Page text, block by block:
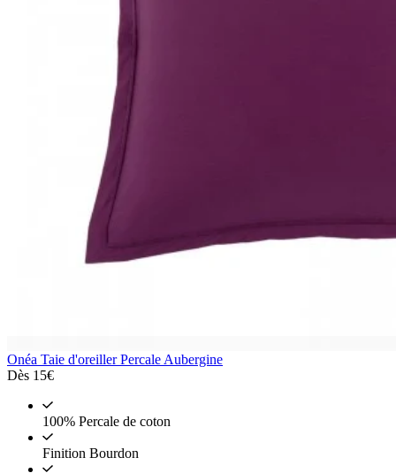
Onéa Taie d'oreiller Percale Aubergine
Dès 15€
100% Percale de coton
Finition Bourdon